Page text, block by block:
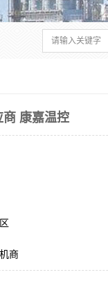
康嘉温控
商